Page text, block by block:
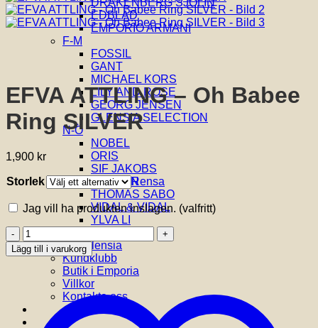
DRAKENBERG SJÖLIN
EDBLAD
EMPORIO ARMANI
F-M
FOSSIL
GANT
MICHAEL KORS
LILY AND ROSE
GEORG JENSEN
GLENSIA SELECTION
N-Ö
NOBEL
ORIS
SIF JAKOBS
SKAGEN
THOMAS SABO
VIDAL & VIDAL
YLVA LI
Om Glensia
Kundklubb
Butik i Emporia
Villkor
Kontakta oss
EFVA ATTLING – Oh Babee
Ring SILVER
1,900 kr
Storlek Rensa
Jag vill ha produkten inslagen. (valfritt)
EFVA
ATTLING
-
Babee
SILVER
mängd
Lägg till i varukorg